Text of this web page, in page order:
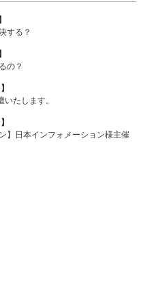
する？
の？
たします。
】日本インフォメーション様主催